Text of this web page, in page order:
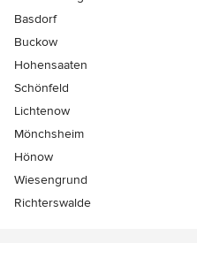
Basdorf
Buckow
Hohensaaten
Schönfeld
Lichtenow
Mönchsheim
Hönow
Wiesengrund
Richterswalde